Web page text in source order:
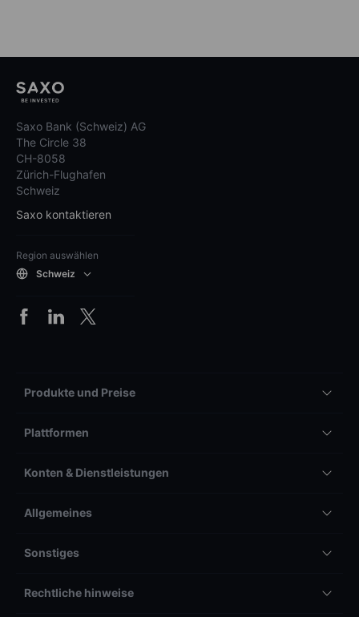
Saxo Bank (Schweiz) AG
The Circle 38
CH-8058
Zürich-Flughafen
Schweiz
Saxo kontaktieren
Region auswählen
Schweiz
Produkte und Preise
Plattformen
Konten & Dienstleistungen
Allgemeines
Sonstiges
Rechtliche hinweise